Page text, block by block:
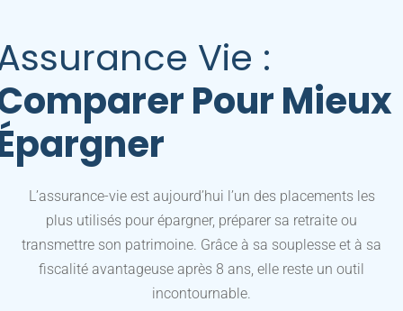
Vie :
Pour Mieux
L’assurance-vie est aujourd’hui l’un des placements les
plus utilisés pour épargner, préparer sa retraite ou
transmettre son patrimoine. Grâce à sa souplesse et à sa
fiscalité avantageuse après 8 ans, elle reste un outil
incontournable.